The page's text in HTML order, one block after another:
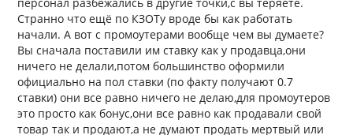
персонал разбежались в другие точки,с вы теряете.
Странно что ещё по КЗОТу вроде бы как работать
начали. А вот с промоутерами вообще чем вы думаете?
Вы сначала поставили им ставку как у продавца,они
ничего не делали,потом большинство оформили
официально на пол ставки (по факту получают 0.7
ставки) они все равно ничего не делаю,для промоутеров
это просто как бонус,они все равно как продавали свой
товар так и продают,а не думают продать мертвый или